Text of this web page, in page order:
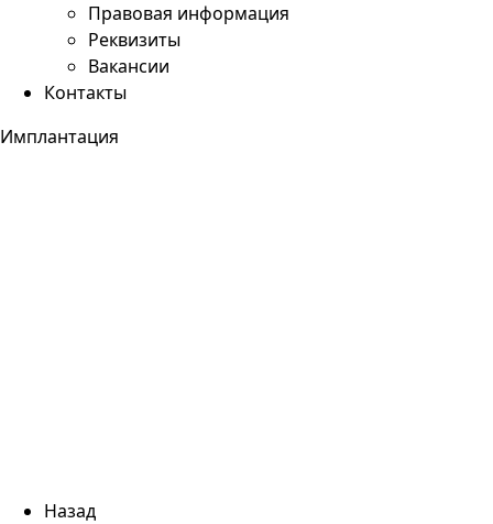
Правовая информация
Реквизиты
Вакансии
Контакты
Имплантация
Назад